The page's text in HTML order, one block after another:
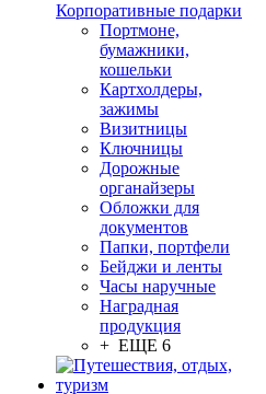
Корпоративные подарки
Портмоне,
бумажники,
кошельки
Картхолдеры,
зажимы
Визитницы
Ключницы
Дорожные
органайзеры
Обложки для
документов
Папки, портфели
Бейджи и ленты
Часы наручные
Наградная
продукция
+ ЕЩЕ 6